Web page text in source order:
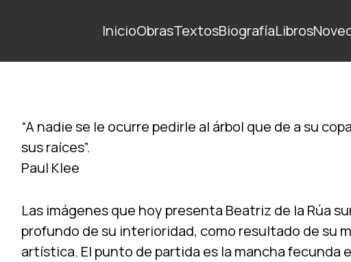
InicioObrasTextosBiografíaLibros
“A nadie se le ocurre pedirle al árbol que de a su
sus raíces”.
Paul Klee
Las imágenes que hoy presenta Beatriz de la Rúa
profundo de su interioridad, como resultado de su
artística. El punto de partida es la mancha fecunda